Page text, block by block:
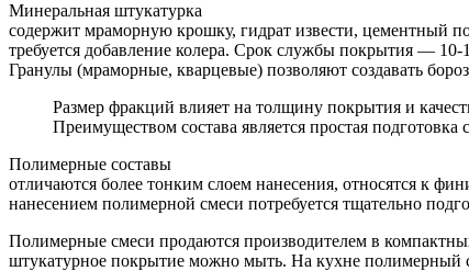
Минеральная штукатурка
содержит мраморную крошку, гидрат извести, цементный
требуется добавление колера. Срок службы покрытия —
Гранулы (мраморные, кварцевые) позволяют создавать
Размер фракций влияет на толщину покрытия и
Преимуществом состава является простая
Полимерные составы
отличаются более тонким слоем нанесения, относятся к
нанесением полимерной смеси потребуется тщательно
Полимерные смеси продаются производителем в
штукатурное покрытие можно мыть. На кухне полимерный